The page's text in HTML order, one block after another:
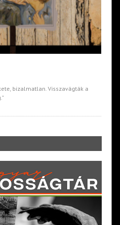
bizalmatlan. Visszavágták a